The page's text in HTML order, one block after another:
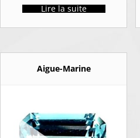
Lire la suite
Aigue-Marine